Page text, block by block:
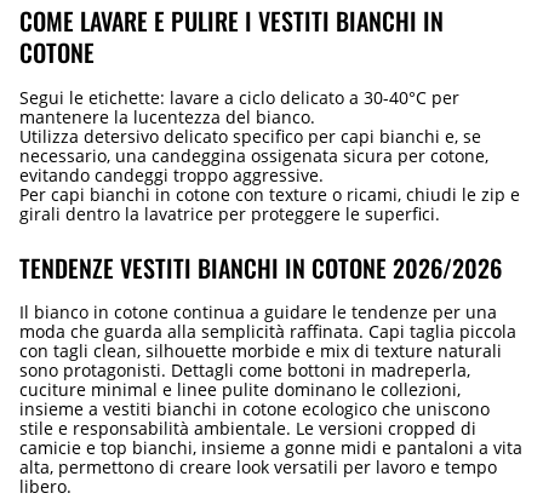
COME LAVARE E PULIRE I VESTITI BIANCHI IN
COTONE
Segui le etichette: lavare a ciclo delicato a 30-40°C per
mantenere la lucentezza del bianco.
Utilizza detersivo delicato specifico per capi bianchi e, se
necessario, una candeggina ossigenata sicura per cotone,
evitando candeggi troppo aggressive.
Per capi bianchi in cotone con texture o ricami, chiudi le zip e
girali dentro la lavatrice per proteggere le superfici.
TENDENZE VESTITI BIANCHI IN COTONE 2026/2026
Il bianco in cotone continua a guidare le tendenze per una
moda che guarda alla semplicità raffinata. Capi taglia piccola
con tagli clean, silhouette morbide e mix di texture naturali
sono protagonisti. Dettagli come bottoni in madreperla,
cuciture minimal e linee pulite dominano le collezioni,
insieme a vestiti bianchi in cotone ecologico che uniscono
stile e responsabilità ambientale. Le versioni cropped di
camicie e top bianchi, insieme a gonne midi e pantaloni a vita
alta, permettono di creare look versatili per lavoro e tempo
libero.